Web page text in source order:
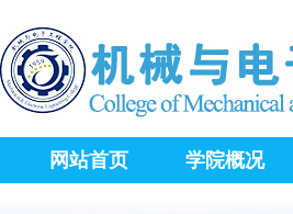
网站首页 学院概况